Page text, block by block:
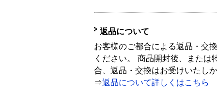
返品について
お客様のご都合による返品・交
ください。 商品開封後、または
合、返品・交換はお受けいたし
⇒返品について詳しくはこちら